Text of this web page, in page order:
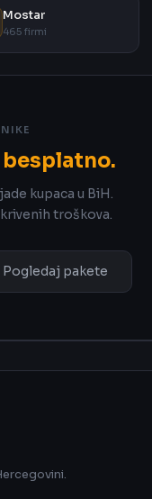
Mostar
465 firmi
besplatno.
kupaca u BiH.
troškova.
Pogledaj pakete